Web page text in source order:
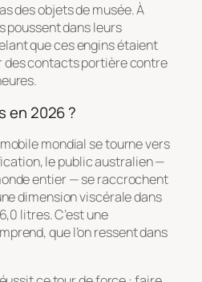
des objets de musée. À
poussent dans leurs
que ces engins étaient
des contacts portière contre
en 2026 ?
mondial se tourne vers
le public australien —
entier — se raccrochent
dimension viscérale dans
litres. C’est une
que l’on ressent dans